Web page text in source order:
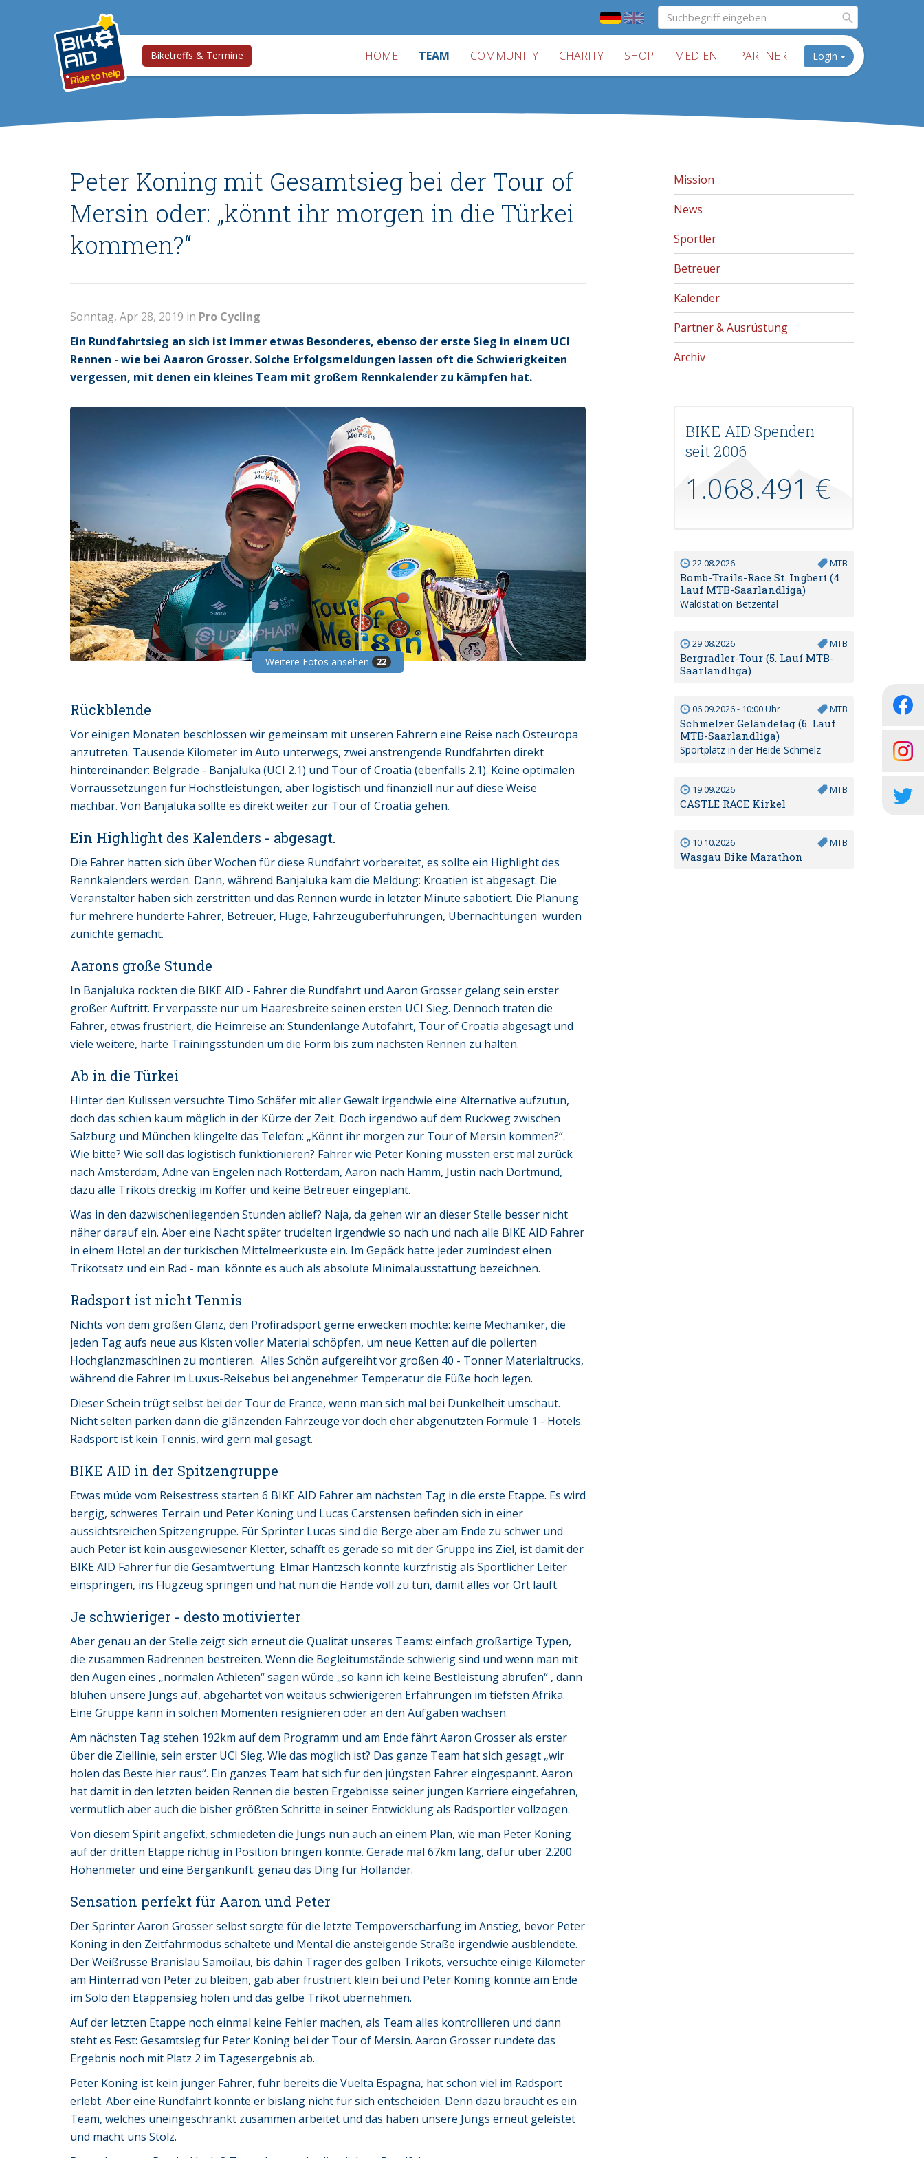
Biketreffs & Termine HOME TEAM COMMUNITY CHARITY SHOP MEDIEN PARTNER Login
Peter Koning mit Gesamtsieg bei der Tour of
Mersin oder: „könnt ihr morgen in die Türkei
kommen?“
Sonntag, Apr 28, 2019 in Pro Cycling
Ein Rundfahrtsieg an sich ist immer etwas Besonderes, ebenso der erste Sieg in einem UCI
Rennen - wie bei Aaaron Grosser. Solche Erfolgsmeldungen lassen oft die Schwierigkeiten
vergessen, mit denen ein kleines Team mit großem Rennkalender zu kämpfen hat.
Weitere Fotos ansehen 22
Rückblende
Vor einigen Monaten beschlossen wir gemeinsam mit unseren Fahrern eine Reise nach Osteuropa
anzutreten. Tausende Kilometer im Auto unterwegs, zwei anstrengende Rundfahrten direkt
hintereinander: Belgrade - Banjaluka (UCI 2.1) und Tour of Croatia (ebenfalls 2.1). Keine optimalen
Vorraussetzungen für Höchstleistungen, aber logistisch und finanziell nur auf diese Weise
machbar. Von Banjaluka sollte es direkt weiter zur Tour of Croatia gehen.
Ein Highlight des Kalenders - abgesagt.
Die Fahrer hatten sich über Wochen für diese Rundfahrt vorbereitet, es sollte ein Highlight des
Rennkalenders werden. Dann, während Banjaluka kam die Meldung: Kroatien ist abgesagt. Die
Veranstalter haben sich zerstritten und das Rennen wurde in letzter Minute sabotiert. Die Planung
für mehrere hunderte Fahrer, Betreuer, Flüge, Fahrzeugüberführungen, Übernachtungen wurden
zunichte gemacht.
Aarons große Stunde
In Banjaluka rockten die BIKE AID - Fahrer die Rundfahrt und Aaron Grosser gelang sein erster
großer Auftritt. Er verpasste nur um Haaresbreite seinen ersten UCI Sieg. Dennoch traten die
Fahrer, etwas frustriert, die Heimreise an: Stundenlange Autofahrt, Tour of Croatia abgesagt und
viele weitere, harte Trainingsstunden um die Form bis zum nächsten Rennen zu halten.
Ab in die Türkei
Hinter den Kulissen versuchte Timo Schäfer mit aller Gewalt irgendwie eine Alternative aufzutun,
doch das schien kaum möglich in der Kürze der Zeit. Doch irgendwo auf dem Rückweg zwischen
Salzburg und München klingelte das Telefon: „Könnt ihr morgen zur Tour of Mersin kommen?“.
Wie bitte? Wie soll das logistisch funktionieren? Fahrer wie Peter Koning mussten erst mal zurück
nach Amsterdam, Adne van Engelen nach Rotterdam, Aaron nach Hamm, Justin nach Dortmund,
dazu alle Trikots dreckig im Koffer und keine Betreuer eingeplant.
Was in den dazwischenliegenden Stunden ablief? Naja, da gehen wir an dieser Stelle besser nicht
näher darauf ein. Aber eine Nacht später trudelten irgendwie so nach und nach alle BIKE AID Fahrer
in einem Hotel an der türkischen Mittelmeerküste ein. Im Gepäck hatte jeder zumindest einen
Trikotsatz und ein Rad - man könnte es auch als absolute Minimalausstattung bezeichnen.
Radsport ist nicht Tennis
Nichts von dem großen Glanz, den Profiradsport gerne erwecken möchte: keine Mechaniker, die
jeden Tag aufs neue aus Kisten voller Material schöpfen, um neue Ketten auf die polierten
Hochglanzmaschinen zu montieren. Alles Schön aufgereiht vor großen 40 - Tonner Materialtrucks,
während die Fahrer im Luxus-Reisebus bei angenehmer Temperatur die Füße hoch legen.
Dieser Schein trügt selbst bei der Tour de France, wenn man sich mal bei Dunkelheit umschaut.
Nicht selten parken dann die glänzenden Fahrzeuge vor doch eher abgenutzten Formule 1 - Hotels.
Radsport ist kein Tennis, wird gern mal gesagt.
BIKE AID in der Spitzengruppe
Etwas müde vom Reisestress starten 6 BIKE AID Fahrer am nächsten Tag in die erste Etappe. Es wird
bergig, schweres Terrain und Peter Koning und Lucas Carstensen befinden sich in einer
aussichtsreichen Spitzengruppe. Für Sprinter Lucas sind die Berge aber am Ende zu schwer und
auch Peter ist kein ausgewiesener Kletter, schafft es gerade so mit der Gruppe ins Ziel, ist damit der
BIKE AID Fahrer für die Gesamtwertung. Elmar Hantzsch konnte kurzfristig als Sportlicher Leiter
einspringen, ins Flugzeug springen und hat nun die Hände voll zu tun, damit alles vor Ort läuft.
Je schwieriger - desto motivierter
Aber genau an der Stelle zeigt sich erneut die Qualität unseres Teams: einfach großartige Typen,
die zusammen Radrennen bestreiten. Wenn die Begleitumstände schwierig sind und wenn man mit
den Augen eines „normalen Athleten“ sagen würde „so kann ich keine Bestleistung abrufen“ , dann
blühen unsere Jungs auf, abgehärtet von weitaus schwierigeren Erfahrungen im tiefsten Afrika.
Eine Gruppe kann in solchen Momenten resignieren oder an den Aufgaben wachsen.
Am nächsten Tag stehen 192km auf dem Programm und am Ende fährt Aaron Grosser als erster
über die Ziellinie, sein erster UCI Sieg. Wie das möglich ist? Das ganze Team hat sich gesagt „wir
holen das Beste hier raus“. Ein ganzes Team hat sich für den jüngsten Fahrer eingespannt. Aaron
hat damit in den letzten beiden Rennen die besten Ergebnisse seiner jungen Karriere eingefahren,
vermutlich aber auch die bisher größten Schritte in seiner Entwicklung als Radsportler vollzogen.
Von diesem Spirit angefixt, schmiedeten die Jungs nun auch an einem Plan, wie man Peter Koning
auf der dritten Etappe richtig in Position bringen konnte. Gerade mal 67km lang, dafür über 2.200
Höhenmeter und eine Bergankunft: genau das Ding für Holländer.
Sensation perfekt für Aaron und Peter
Der Sprinter Aaron Grosser selbst sorgte für die letzte Tempoverschärfung im Anstieg, bevor Peter
Koning in den Zeitfahrmodus schaltete und Mental die ansteigende Straße irgendwie ausblendete.
Der Weißrusse Branislau Samoilau, bis dahin Träger des gelben Trikots, versuchte einige Kilometer
am Hinterrad von Peter zu bleiben, gab aber frustriert klein bei und Peter Koning konnte am Ende
im Solo den Etappensieg holen und das gelbe Trikot übernehmen.
Auf der letzten Etappe noch einmal keine Fehler machen, als Team alles kontrollieren und dann
steht es Fest: Gesamtsieg für Peter Koning bei der Tour of Mersin. Aaron Grosser rundete das
Ergebnis noch mit Platz 2 im Tagesergebnis ab.
Peter Koning ist kein junger Fahrer, fuhr bereits die Vuelta Espagna, hat schon viel im Radsport
erlebt. Aber eine Rundfahrt konnte er bislang nicht für sich entscheiden. Denn dazu braucht es ein
Team, welches uneingeschränkt zusammen arbeitet und das haben unsere Jungs erneut geleistet
und macht uns Stolz.
Mission
News
Sportler
Betreuer
Kalender
Partner & Ausrüstung
Archiv
BIKE AID Spenden
seit 2006
1.068.491 €
22.08.2026 MTB
Bomb-Trails-Race St. Ingbert (4.
Lauf MTB-Saarlandliga)
Waldstation Betzental
29.08.2026 MTB
Bergradler-Tour (5. Lauf MTB-
Saarlandliga)
06.09.2026 - 10:00 Uhr MTB
Schmelzer Geländetag (6. Lauf
MTB-Saarlandliga)
Sportplatz in der Heide Schmelz
19.09.2026 MTB
CASTLE RACE Kirkel
10.10.2026 MTB
Wasgau Bike Marathon